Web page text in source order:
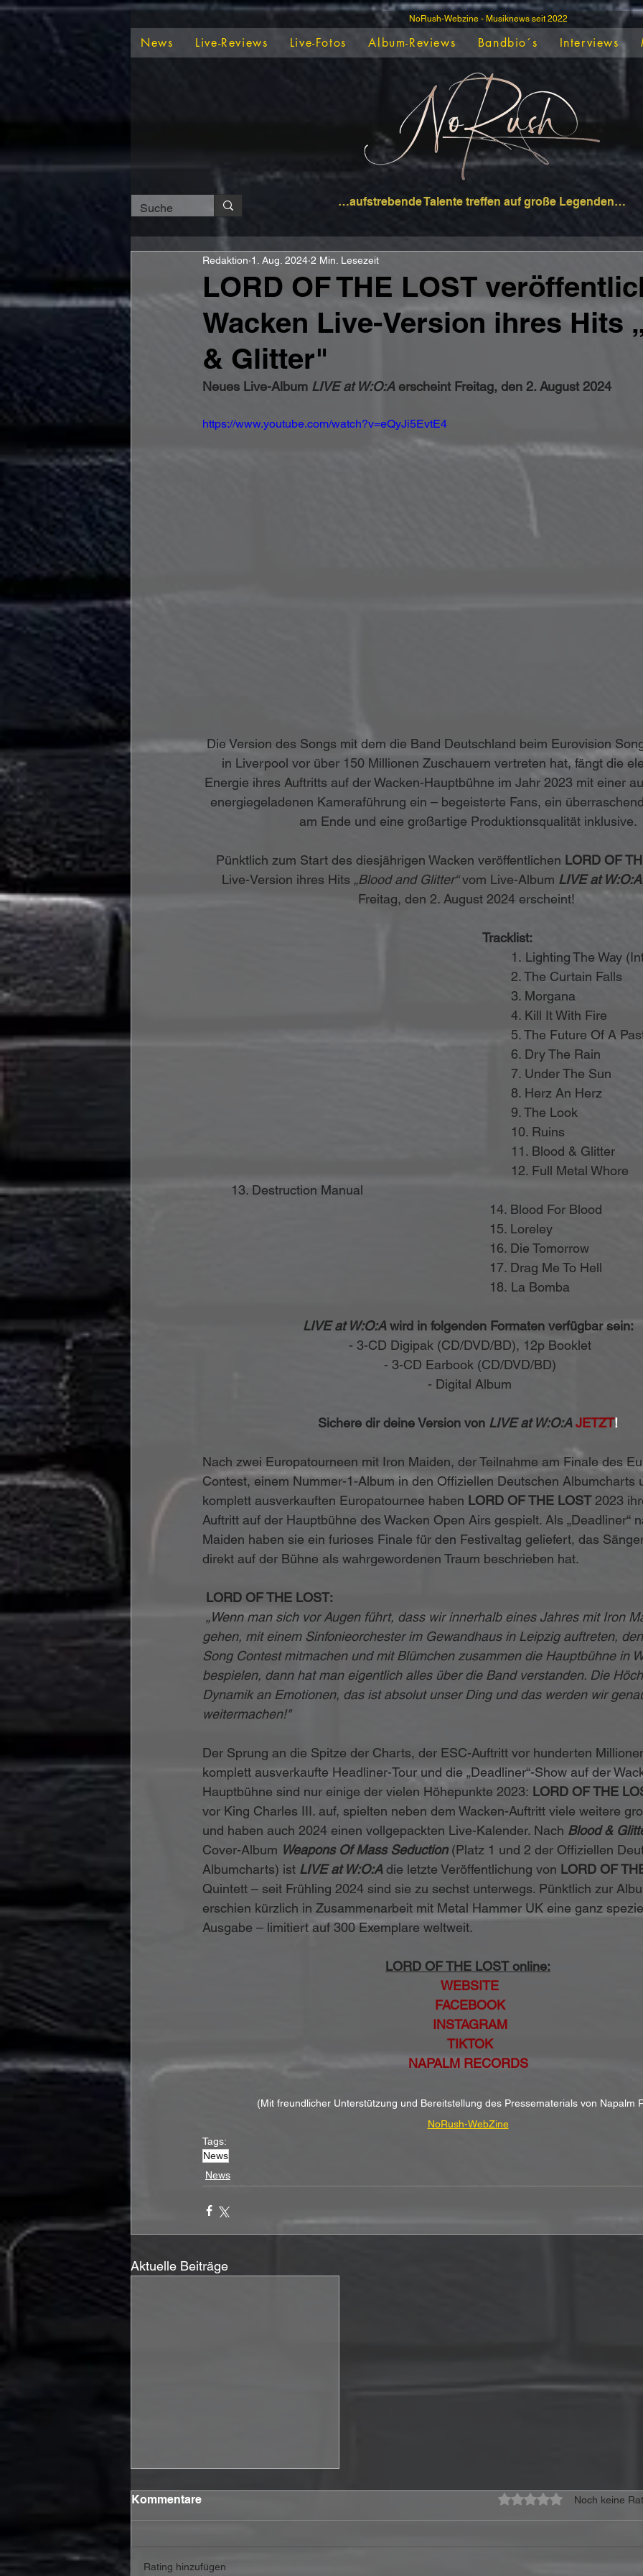
NoRush-Webzine - Musiknews seit 2022
News Live-Reviews Live-Fotos Album-Reviews Bandbio´s Interviews
…aufstrebende Talente treffen auf große Legenden…
LORD OF THE LOST
Wacken Live-Version ihres Hits
& Glitter"
Redaktion 1. Aug. 2024 2 Min. Lesezeit
Neues Live-Album LIVE at W:O:A erscheint Freitag, den 2. August 2024
https://www.youtube.com/watch?v=eQyJi5EvtE4
Die Version des Songs mit dem die Band Deutschland beim Eurovision
in Liverpool vor über 150 Millionen Zuschauern vertreten hat, fängt die
Energie ihres Auftritts auf der Wacken-Hauptbühne im Jahr 2023 mit einer
energiegeladenen Kameraführung ein – begeisterte Fans, ein
am Ende und eine großartige Produktionsqualität inklusive.
Pünktlich zum Start des diesjährigen Wacken veröffentlichen LORD OF
Live-Version ihres Hits „Blood and Glitter“ vom Live-Album LIVE at W:O:A
Freitag, den 2. August 2024 erscheint!
Tracklist:
1. Lighting The Way
2. The Curtain Falls
3. Morgana
	4. Kill It With Fire
5. The Future Of A
6. Dry The Rain
7. Under The Sun
8. Herz An Herz
	9. The Look
10. Ruins
11. Blood & Glitter
12. Full Metal Whore
13. Destruction Manual
										14. Blood For Blood
										15. Loreley
										16. Die Tomorrow
										17. Drag Me To Hell
										18.
La Bomba
LIVE at W:O:A wird in folgenden Formaten verfügbar sein:
- 3-CD Digipak (CD/DVD/BD), 12p Booklet
- 3-CD Earbook (CD/DVD/BD)
- Digital Album
Sichere dir deine Version von LIVE at W:O:A JETZT!
Nach zwei Europatourneen mit Iron Maiden, der Teilnahme am Finale des
Contest, einem Nummer-1-Album in den Offiziellen Deutschen Albumcharts
komplett ausverkauften Europatournee haben LORD OF THE LOST 2023
Auftritt auf der Hauptbühne des Wacken Open Airs gespielt. Als „Deadliner“
Maiden haben sie ein furioses Finale für den Festivaltag geliefert, das
direkt auf der Bühne als wahrgewordenen Traum beschrieben hat.
LORD OF THE LOST:
„Wenn man sich vor Augen führt, dass wir innerhalb eines Jahres mit Iron
gehen, mit einem Sinfonieorchester im Gewandhaus in Leipzig auftreten,
Song Contest mitmachen und mit Blümchen zusammen die Hauptbühne in
bespielen, dann hat man eigentlich alles über die Band verstanden. Die
Dynamik an Emotionen, das ist absolut unser Ding und das werden wir
weitermachen!"
Der Sprung an die Spitze der Charts, der ESC-Auftritt vor hunderten
komplett ausverkaufte Headliner-Tour und die „Deadliner“-Show auf der
Hauptbühne sind nur einige der vielen Höhepunkte 2023: LORD OF THE
vor King Charles III. auf, spielten neben dem Wacken-Auftritt viele weitere
und haben auch 2024 einen vollgepackten Live-Kalender. Nach Blood &
Cover-Album Weapons Of Mass Seduction (Platz 1 und 2 der Offiziellen
Albumcharts) ist LIVE at W:O:A die letzte Veröffentlichung von LORD OF
Quintett – seit Frühling 2024 sind sie zu sechst unterwegs. Pünktlich zur
erschien kürzlich in Zusammenarbeit mit Metal Hammer UK eine ganz
Ausgabe – limitiert auf 300 Exemplare weltweit.
LORD OF THE LOST online:
WEBSITE
FACEBOOK
INSTAGRAM
TIKTOK
NAPALM RECORDS
(Mit freundlicher Unterstützung und Bereitstellung des Pressematerials von Napalm
NoRush-WebZine
Tags:
News
News
Aktuelle Beiträge
Kommentare Mit 0 von 5 Sternen
Noch keine
Rating hinzufügen